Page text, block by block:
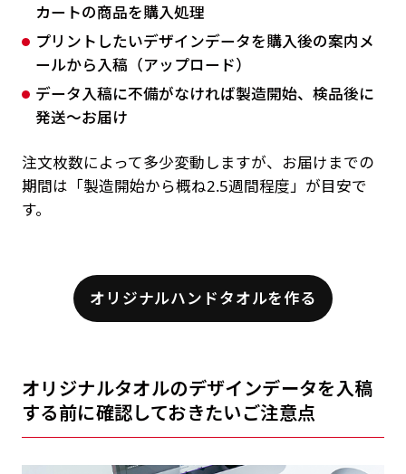
カートの商品を購入処理
プリントしたいデザインデータを購入後の案内メ
ールから入稿（アップロード）
データ入稿に不備がなければ製造開始、検品後に
発送～お届け
注文枚数によって多少変動しますが、お届けまでの
期間は「製造開始から概ね2.5週間程度」が目安で
す。
オリジナルハンドタオルを作る
オリジナルタオルのデザインデータを入稿
する前に確認しておきたいご注意点